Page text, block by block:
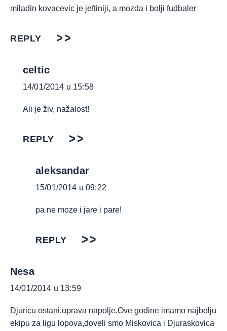
miladin kovacevic je jeftiniji, a mozda i bolji fudbaler
REPLY
celtic
14/01/2014 u 15:58
Ali je živ, nažalost!
REPLY
aleksandar
15/01/2014 u 09:22
pa ne moze i jare i pare!
REPLY
Nesa
14/01/2014 u 13:59
Djuricu ostani,uprava napolje.Ove godine imamo najbolju
ekipu za ligu lopova,doveli smo Miskovica i Djuraskovica